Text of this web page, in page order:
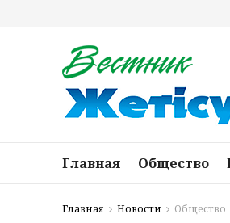
Главная Общество
Главная Новости Общество